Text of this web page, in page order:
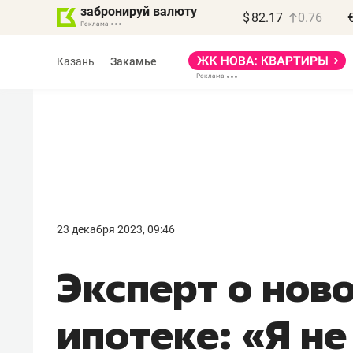
забронируй валюту $ 82.17 0.76
Казань Закамье
23 декабря 2023, 09:46
Эксперт о
ипотеке: «Я
бизнес может
минимум
не заработать
чем потерять
репутацию»